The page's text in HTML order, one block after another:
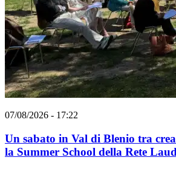
07/08/2026 - 17:22
Un sabato in Val di Blenio tra
la Summer School della Rete